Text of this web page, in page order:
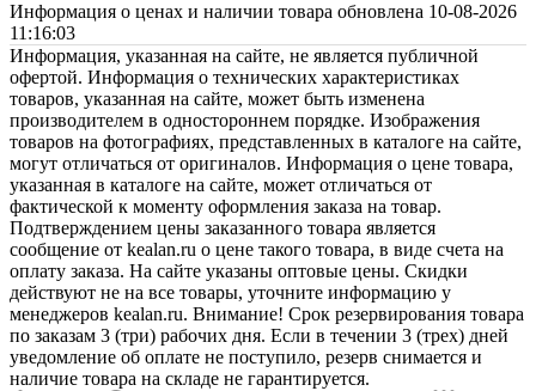
Информация о ценах и наличии товара обновлена 10-08-2026
11:16:03
Информация, указанная на сайте, не является публичной
офертой. Информация о технических характеристиках
товаров, указанная на сайте, может быть изменена
производителем в одностороннем порядке. Изображения
товаров на фотографиях, представленных в каталоге на сайте,
могут отличаться от оригиналов. Информация о цене товара,
указанная в каталоге на сайте, может отличаться от
фактической к моменту оформления заказа на товар.
Подтверждением цены заказанного товара является
сообщение от kealan.ru о цене такого товара, в виде счета на
оплату заказа. На сайте указаны оптовые цены. Скидки
действуют не на все товары, уточните информацию у
менеджеров kealan.ru. Внимание! Срок резервирования товара
по заказам 3 (три) рабочих дня. Если в течении 3 (трех) дней
уведомление об оплате не поступило, резерв снимается и
наличие товара на складе не гарантируется.